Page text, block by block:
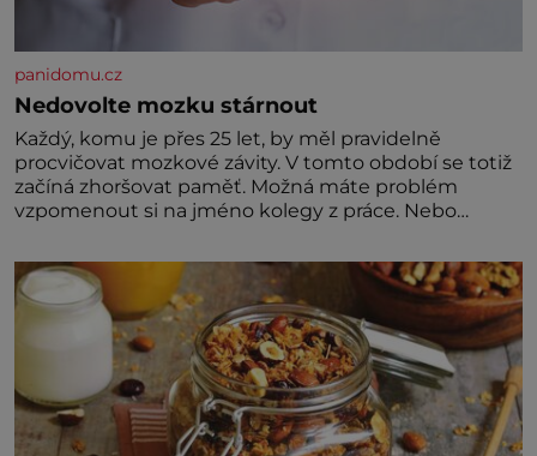
panidomu.cz
Nedovolte mozku stárnout
Každý, komu je přes 25 let, by měl pravidelně
procvičovat mozkové závity. V tomto období se totiž
začíná zhoršovat paměť. Možná máte problém
vzpomenout si na jméno kolegy z práce. Nebo
nedávno přečetli. Je to opravdu tak, s věkem jako
kdyby se paměť rozhodla stávkovat. Cvičte